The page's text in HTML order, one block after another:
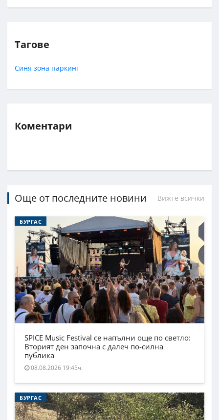
Тагове
Синя зона паркинг
Коментари
Още от последните новини Вижте всички
БУРГАС
SPICE Music Festival се напълни още по светло:
Вторият ден започна с далеч по-силна
публика
08.08.2026 19:45ч.
БУРГАС